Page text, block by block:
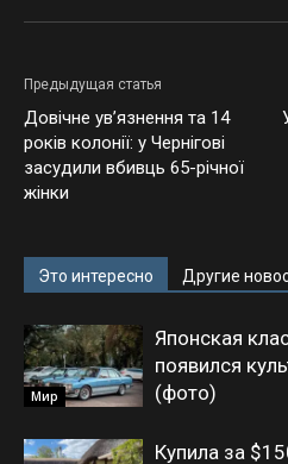
Предыдущая статья
Довічне ув’язнення та 14
років колонії: у Чернігові
засудили вбивць 65-річної
жінки
Это интересно Другие
Мир
Японская
появился
(фото)
Купила за